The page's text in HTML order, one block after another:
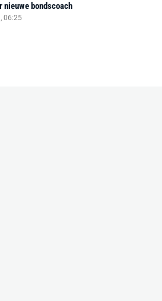
nieuwe bondscoach
06:25